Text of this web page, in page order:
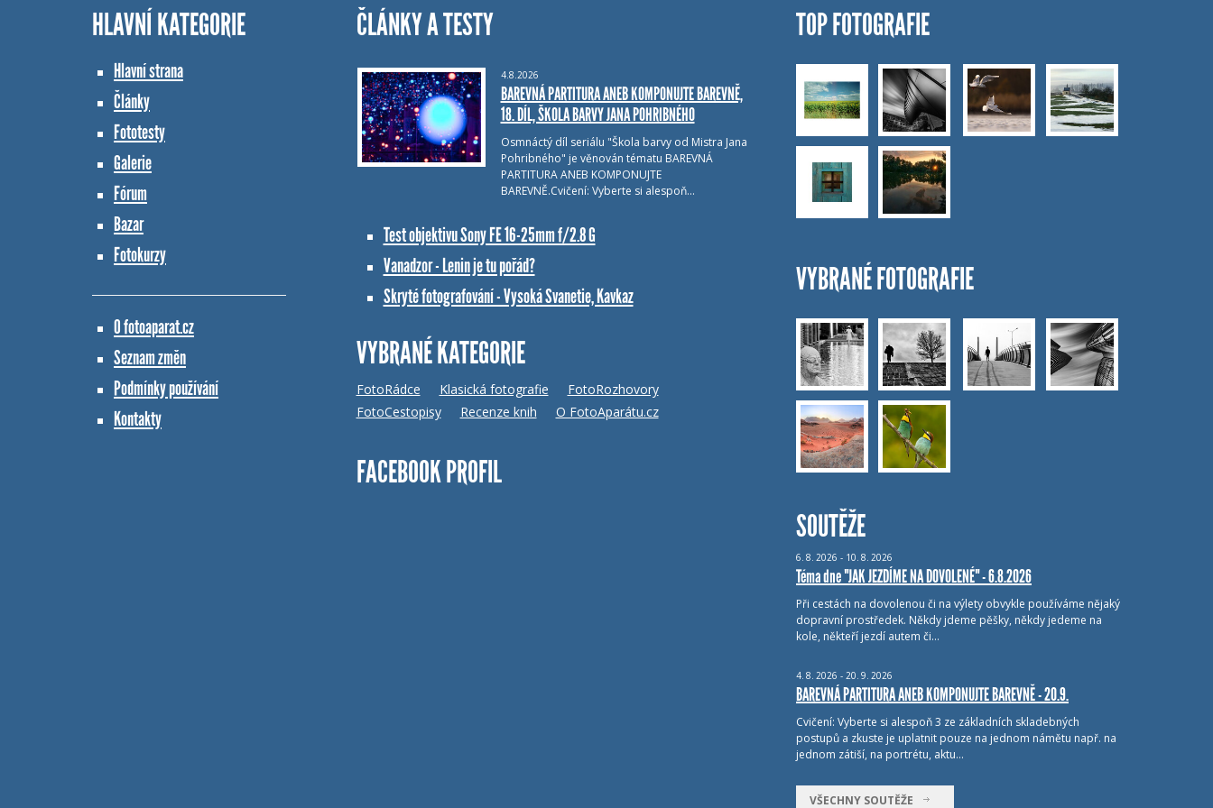
HLAVNÍ KATEGORIE
Hlavní strana
Články
Fototesty
Galerie
Fórum
Bazar
Fotokurzy
O fotoaparat.cz
Seznam změn
Podmínky používání
Kontakty
ČLÁNKY A TESTY
4.8.2026
BAREVNÁ PARTITURA ANEB KOMPONUJTE BAREVNĚ,
18. DÍL, ŠKOLA BARVY JANA POHRIBNÉHO
Osmnáctý díl seriálu "Škola barvy od Mistra Jana
Pohribného" je věnován tématu BAREVNÁ
PARTITURA ANEB KOMPONUJTE
BAREVNĚ.Cvičení: Vyberte si alespoň…
Test objektivu Sony FE 16-25mm f/2.8 G
Vanadzor - Lenin je tu pořád?
Skryté fotografování - Vysoká Svanetie, Kavkaz
VYBRANÉ KATEGORIE
FotoRádce Klasická fotografie
FotoRozhovory
FotoCestopisy
Recenze knih O FotoAparátu.cz
FACEBOOK PROFIL
TOP FOTOGRAFIE
VYBRANÉ FOTOGRAFIE
SOUTĚŽE
6. 8. 2026 - 10. 8. 2026
Téma dne "JAK JEZDÍME NA DOVOLENÉ" - 6.8.2026
Při cestách na dovolenou či na výlety obvykle používáme nějaký
dopravní prostředek. Někdy jdeme pěšky, někdy jedeme na
kole, někteří jezdí autem či…
4. 8. 2026 - 20. 9. 2026
BAREVNÁ PARTITURA ANEB KOMPONUJTE BAREVNĚ - 20.9.
Cvičení: Vyberte si alespoň 3 ze základních skladebných
postupů a zkuste je uplatnit pouze na jednom námětu např. na
jednom zátiší, na portrétu, aktu…
VŠECHNY SOUTĚŽE